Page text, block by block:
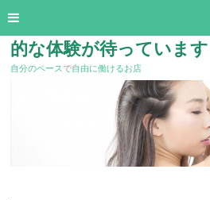
メイドカフェで働いて
的な体験が待っています
自分のペースで自由に働けるお店